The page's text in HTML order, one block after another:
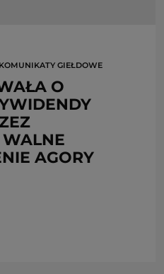
GIEŁDOWE
O
AGORY